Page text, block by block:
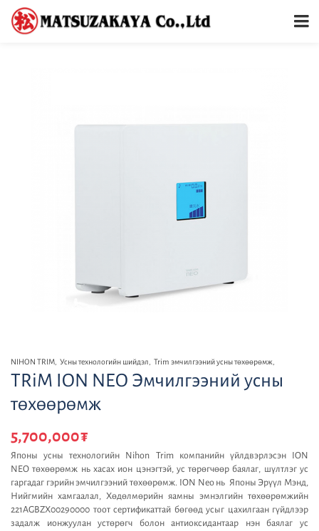
NIHON TRIM Усны технологийн шийдэл Trim эмчилгээний усны төхөөрөмж
TRiM ION NEO Эмчилгээний усны
төхөөрөмж
5,700,000₮
Японы усны технологийн Nihon Trim компанийн үйлдвэрлэсэн ION
NEO төхөөрөмж нь хасах ион цэнэгтэй, ус төрөгчөөр баялаг, шүлтлэг ус
гаргадаг гэрийн эмчилгээний төхөөрөмж. ION Neo нь Японы Эрүүл Мэнд,
Нийгмийн хамгаалал, Хөдөлмөрийн яамны эмнэлгийн төхөөрөмжийн
221AGBZX00290000 тоот сертификаттай бөгөөд усыг цахилгаан гүйдлээр
задалж ионжуулан устөрөгч болон антиоксидантаар нэн баялаг ус